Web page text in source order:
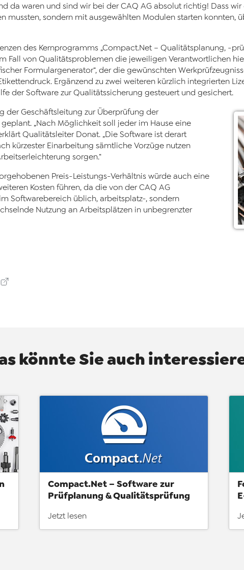
da waren und sind wir bei der CAQ AG absolut richtig! Dass
mussten, sondern mit ausgewählten Modulen starten konnten,
des Kernprogramms „Compact.Net – Qualitätsplanung, -
Fall von Qualitätsproblemen die jeweiligen Verantwortlichen
Formulargenerator“, der die gewünschten
Ergänzend zu zwei weiteren kürzlich integrierten
der Software zur Qualitätssicherung gesteuert und gesichert.
der Geschäftsleitung zur Überprüfung der
„Nach Möglichkeit soll jeder im Hause eine
Qualitätsleiter Donat. „Die Software ist derart
kürzester Einarbeitung sämtliche Vorzüge nutzen
sorgen.“
Preis-Leistungs-Verhältnis würde auch eine
Kosten führen, da die von der CAQ AG
Softwarebereich üblich, arbeitsplatz-, sondern
Nutzung an Arbeitsplätzen in unbegrenzter
könnte Sie auch
Compact.Net – Software zur
Prüfplanung & Qualitätsprüfung
Jetzt lesen